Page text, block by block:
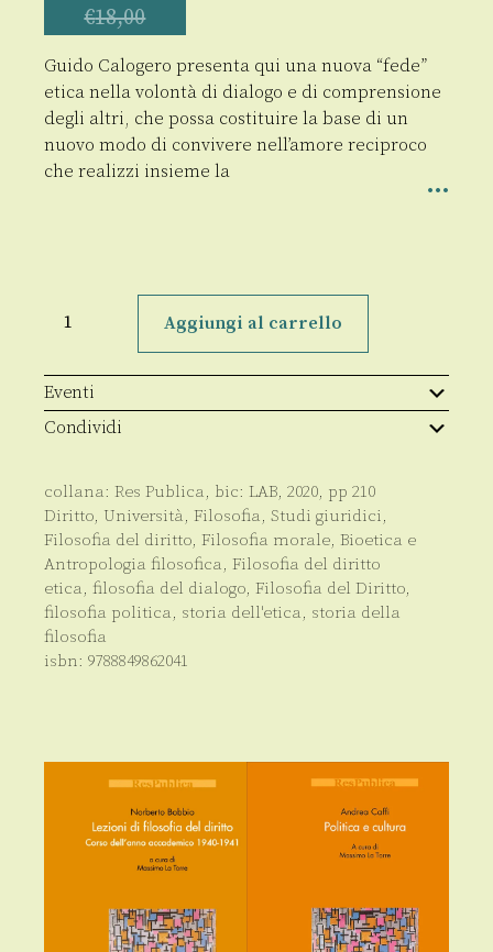
€18,00
Guido Calogero presenta qui una nuova “fede”
etica nella volontà di dialogo e di comprensione
degli altri, che possa costituire la base di un
nuovo modo di convivere nell’amore reciproco
che realizzi insieme la
Aggiungi al carrello
Eventi
Condividi
collana: Res Publica, bic: LAB, 2020, pp 210
Diritto, Università, Filosofia, Studi giuridici,
Filosofia del diritto, Filosofia morale, Bioetica e
Antropologia filosofica, Filosofia del diritto
etica, filosofia del dialogo, Filosofia del Diritto,
filosofia politica, storia dell'etica, storia della
filosofia
isbn: 9788849862041